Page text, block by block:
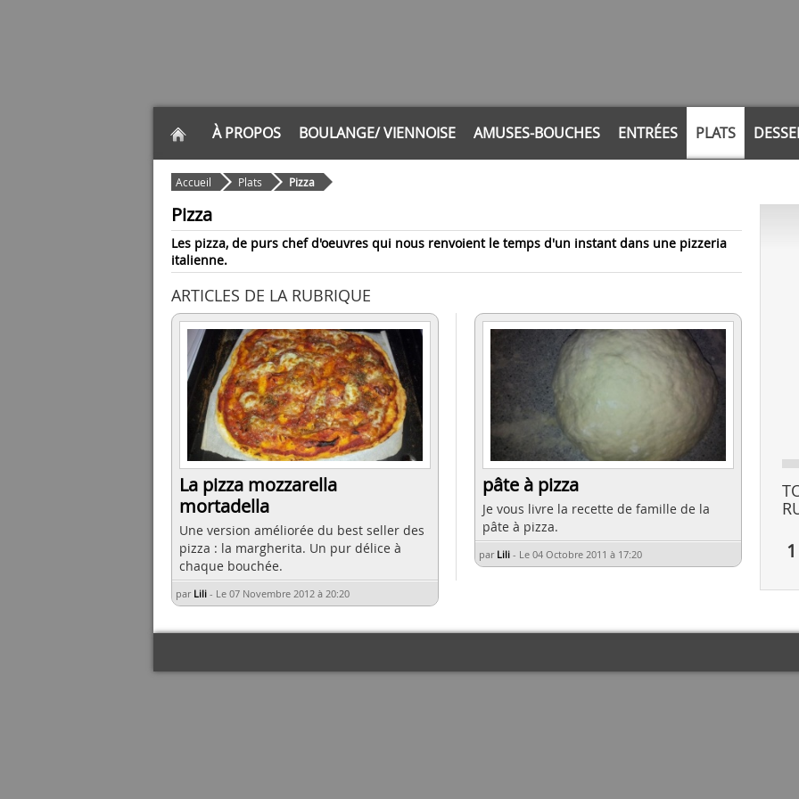
À PROPOS BOULANGE/ VIENNOISE AMUSES-BOUCHES ENTRÉES PLATS
Accueil Plats Pizza
Pizza
Les pizza, de purs chef d'oeuvres qui nous renvoient le temps d'un instant dans une pizzeria
italienne.
ARTICLES DE LA RUBRIQUE
La pizza mozzarella
mortadella
Une version améliorée du best seller des
pizza : la margherita. Un pur délice à
chaque bouchée.
par Lili - Le 07 Novembre 2012 à 20:20
pâte à pizza
Je vous livre la recette de famille de la
pâte à pizza.
par Lili - Le 04 Octobre 2011 à 17:20 1